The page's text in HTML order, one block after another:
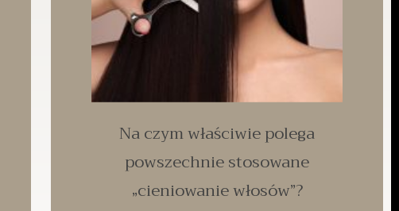
Na czym właściwie polega
powszechnie stosowane
„cieniowanie włosów”?